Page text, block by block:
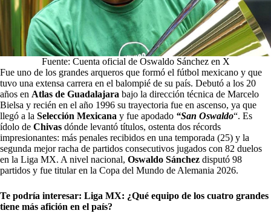
Fuente: Cuenta oficial de Oswaldo Sánchez en X
Fue uno de los grandes arqueros que formó el fútbol mexicano y que
tuvo una extensa carrera en el balompié de su país. Debutó a los 20
años en Atlas de Guadalajara bajo la dirección técnica de Marcelo
Bielsa y recién en el año 1996 su trayectoria fue en ascenso, ya que
llegó a la Selección Mexicana y fue apodado “San Oswaldo“. Es
ídolo de Chivas dónde levantó títulos, ostenta dos récords
impresionantes: más penales recibidos en una temporada (25) y la
segunda mejor racha de partidos consecutivos jugados con 82 duelos
en la Liga MX. A nivel nacional, Oswaldo Sánchez disputó 98
partidos y fue titular en la Copa del Mundo de Alemania 2026.
Te podría interesar: Liga MX: ¿Qué equipo de los cuatro grandes
tiene más afición en el país?